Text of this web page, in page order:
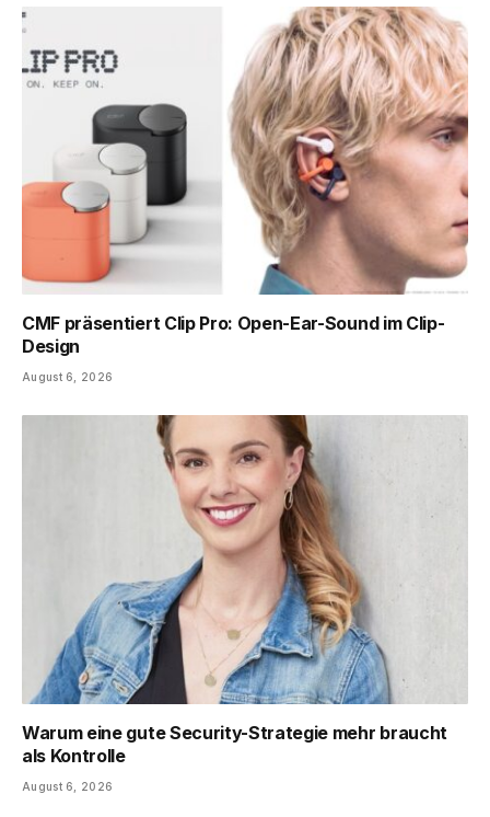
CMF präsentiert Clip Pro: Open-Ear-Sound im Clip-
Design
August 6, 2026
Warum eine gute Security-Strategie mehr braucht
als Kontrolle
August 6, 2026